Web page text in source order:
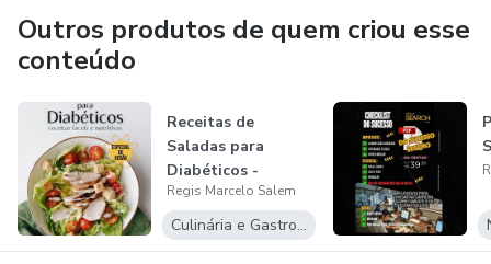
Outros produtos de quem criou esse
conteúdo
Receitas de
Saladas para
Diabéticos -
Especial de Verão
Regis Marcelo Salem
Culinária e Gastronomia